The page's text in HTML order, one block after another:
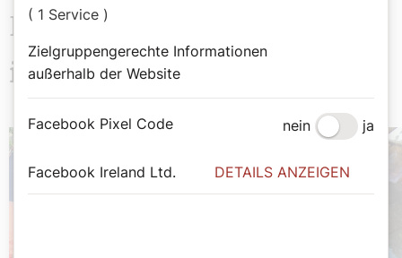
Das könnte Sie auch
interessieren
( 1 Service )
Zielgruppengerechte Informationen
außerhalb der Website
Facebook Pixel Code nein ja
Facebook Ireland Ltd. DETAILS ANZEIGEN